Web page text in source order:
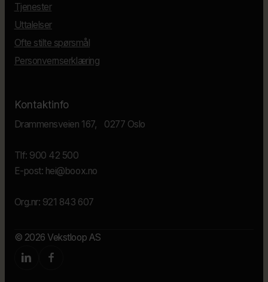
Tjenester
Uttalelser
Ofte stilte spørsmål
Personvernserklæring
Kontaktinfo
Drammensveien 167, 0277 Oslo
Tlf: 900 42 500
E-post: hei@boox.no
Org.nr: 921 843 607
© 2026Vekstloop AS